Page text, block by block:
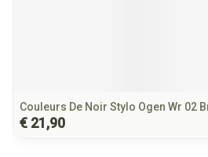
Couleurs De Noir Stylo Ogen Wr 02
€ 21,90